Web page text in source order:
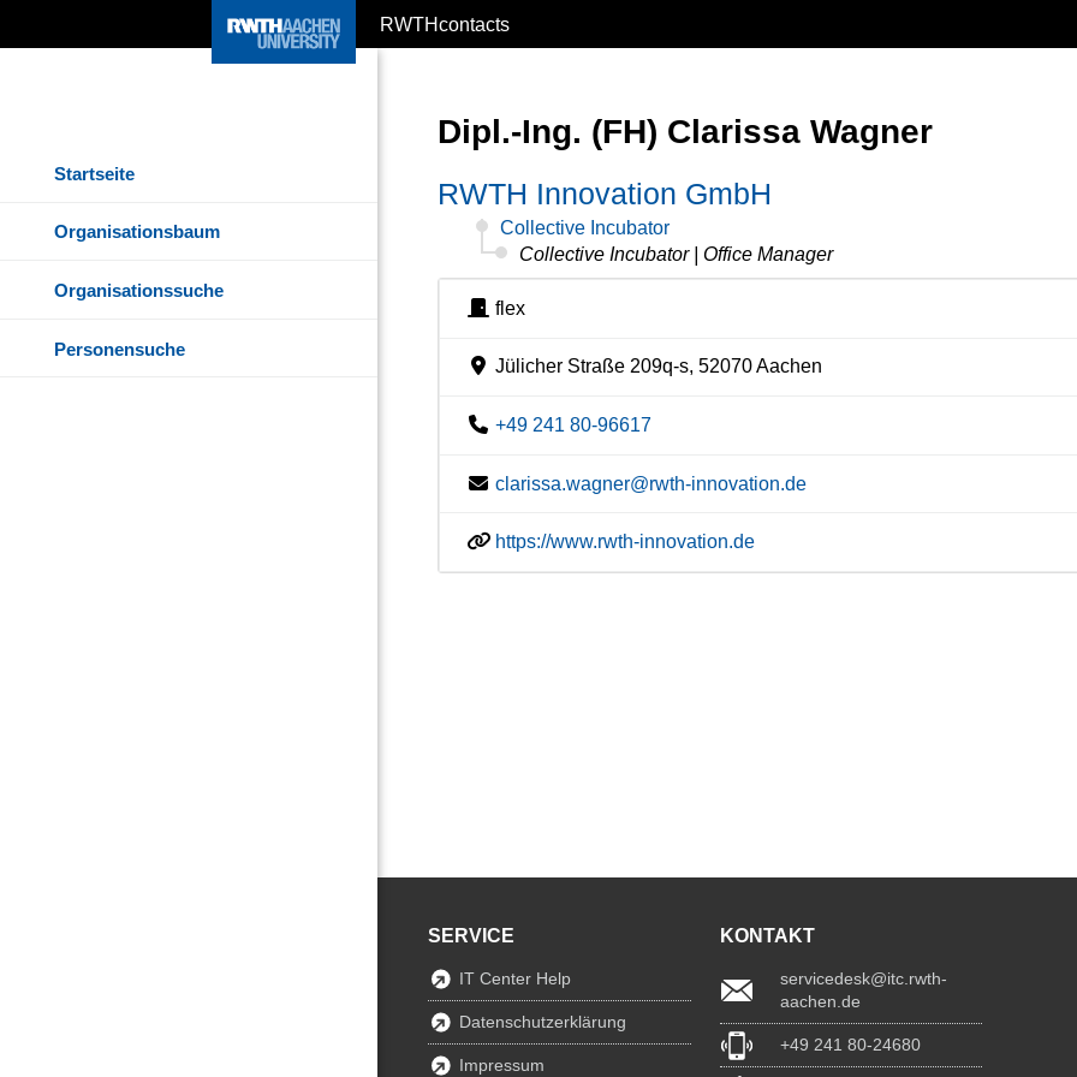
RWTHcontacts
Startseite
Organisationsbaum
Organisationssuche
Personensuche
Dipl.-Ing. (FH) Clarissa Wagner
RWTH Innovation GmbH
Collective Incubator
Collective Incubator | Office Manager
flex
Jülicher Straße 209q-s, 52070 Aachen
+49 241 80-96617
clarissa.wagner@rwth-innovation.de
https://www.rwth-innovation.de
SERVICE
IT Center Help
Datenschutzerklärung
Impressum
KONTAKT
servicedesk@itc.rwth-
aachen.de
+49 241 80-24680